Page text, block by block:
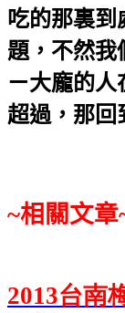
吃的那裏到
題，不然我
ㄧ大龐的人
超過，那回
~相關文章
2013台南